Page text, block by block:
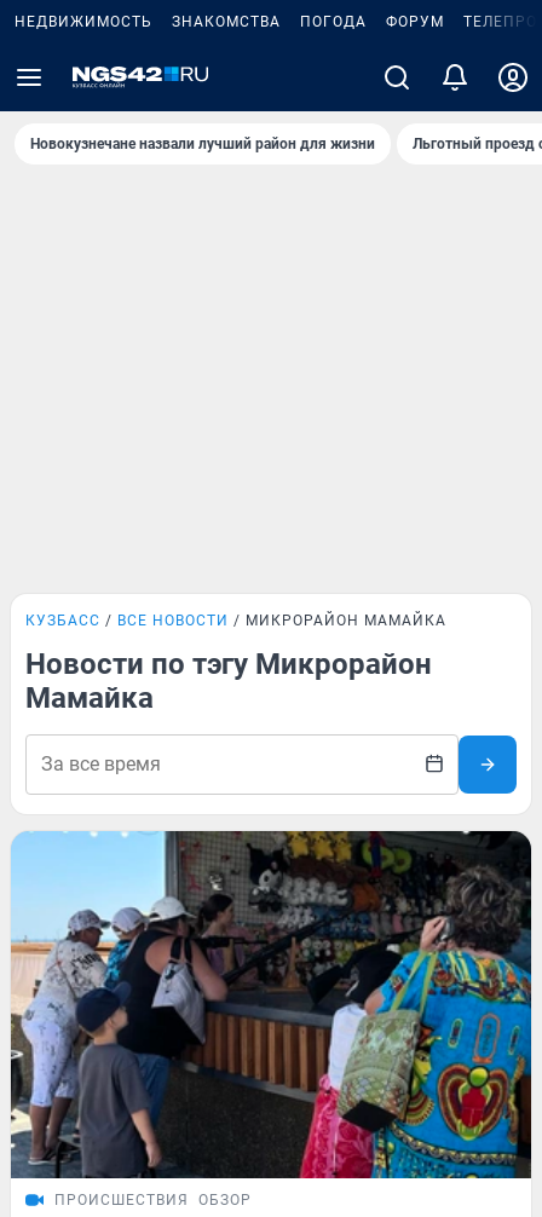
НЕДВИЖИМОСТЬ ЗНАКОМСТВА ПОГОДА ФОРУМ
Новокузнечане назвали лучший район для жизни Льготный проезд
КУЗБАСС ВСЕ НОВОСТИ МИКРОРАЙОН МАМАЙКА
Новости по тэгу Микрорайон
Мамайка
ПРОИСШЕСТВИЯ ОБЗОР